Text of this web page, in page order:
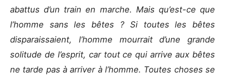
abattus d’un train en marche. Mais qu’est-ce que
l’homme sans les bêtes ? Si toutes les bêtes
disparaissaient, l’homme mourrait d’une grande
solitude de l’esprit, car tout ce qui arrive aux bêtes
ne tarde pas à arriver à l’homme. Toutes choses se